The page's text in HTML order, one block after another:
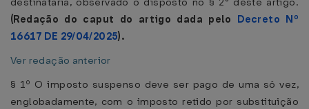
(Redação do caput do artigo dada pelo Decreto Nº
16617 DE 29/04/2025).
Ver redação anterior
§ 1º O imposto suspenso deve ser pago de uma só vez,
englobadamente, com o imposto retido por substituição